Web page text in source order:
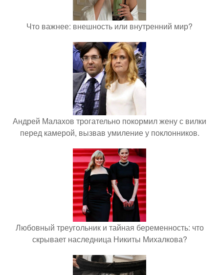
Что важнее: внешность или внутренний мир?
Андрей Малахов трогательно покормил жену с вилки
перед камерой, вызвав умиление у поклонников.
Любовный треугольник и тайная беременность: что
скрывает наследница Никиты Михалкова?